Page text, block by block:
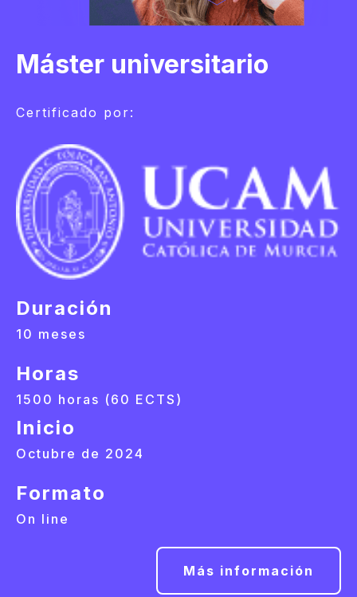
Máster universitario
Certificado por:
Duración
10 meses
Horas
1500 horas (60 ECTS)
Inicio
Octubre de 2024
Formato
On line
Más información